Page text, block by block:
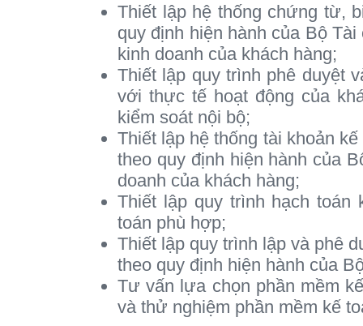
Thiết lập hệ thống chứng từ,
quy định hiện hành của Bộ
kinh doanh của khách hàng;
Thiết lập quy trình phê duyệt
với thực tế hoạt động của
kiểm soát nội bộ;
Thiết lập hệ thống tài khoản
theo quy định hiện hành của
doanh của khách hàng;
Thiết lập quy trình hạch toán
toán phù hợp;
Thiết lập quy trình lập và phê
theo quy định hiện hành của
Tư vấn lựa chọn phần mềm
và thử nghiệm phần mềm kế